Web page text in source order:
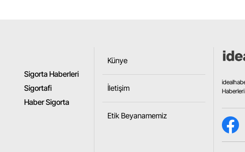
Sinop
Tokat
Sigorta Haberleri
Sigortafi
Haber Sigorta
Künye
İletişim
Etik Beyanamemiz
Haberleri